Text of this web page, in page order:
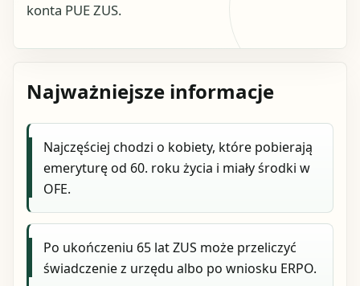
konta PUE ZUS.
Najważniejsze informacje
Najczęściej chodzi o kobiety, które pobierają
emeryturę od 60. roku życia i miały środki w
OFE.
Po ukończeniu 65 lat ZUS może przeliczyć
świadczenie z urzędu albo po wniosku ERPO.